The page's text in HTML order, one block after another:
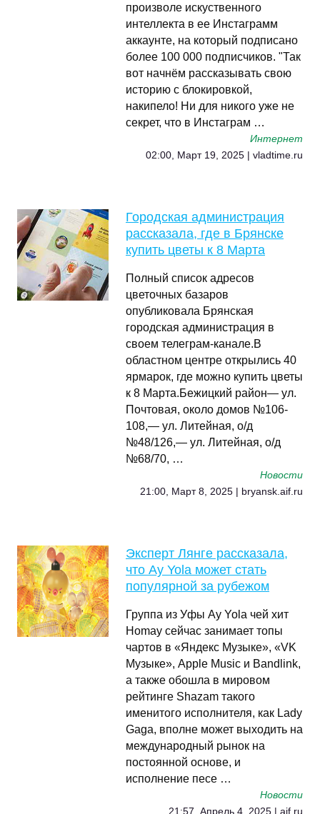
произволе искуственного
интеллекта в ее Инстаграмм
аккаунте, на который подписано
более 100 000 подписчиков. "Так
вот начнём рассказывать свою
историю с блокировкой,
накипело! Ни для никого уже не
секрет, что в Инстаграм …
Интернет
02:00, Март 19, 2025 | vladtime.ru
Городская администрация
рассказала, где в Брянске
купить цветы к 8 Марта
Полный список адресов
цветочных базаров
опубликовала Брянская
городская администрация в
своем телеграм-канале.В
областном центре открылись 40
ярмарок, где можно купить цветы
к 8 Марта.Бежицкий район— ул.
Почтовая, около домов №106-
108,— ул. Литейная, о/д
№48/126,— ул. Литейная, о/д
№68/70, …
Новости
21:00, Март 8, 2025 | bryansk.aif.ru
Эксперт Лянге рассказала,
что Ay Yola может стать
популярной за рубежом
Группа из Уфы Ay Yola чей хит
Homay сейчас занимает топы
чартов в «Яндекс Музыке», «VK
Музыке», Apple Music и Bandlink,
а также обошла в мировом
рейтинге Shazam такого
именитого исполнителя, как Lady
Gaga, вполне может выходить на
международный рынок на
постоянной основе, и
исполнение песе …
Новости
21:57, Апрель 4, 2025 | aif.ru